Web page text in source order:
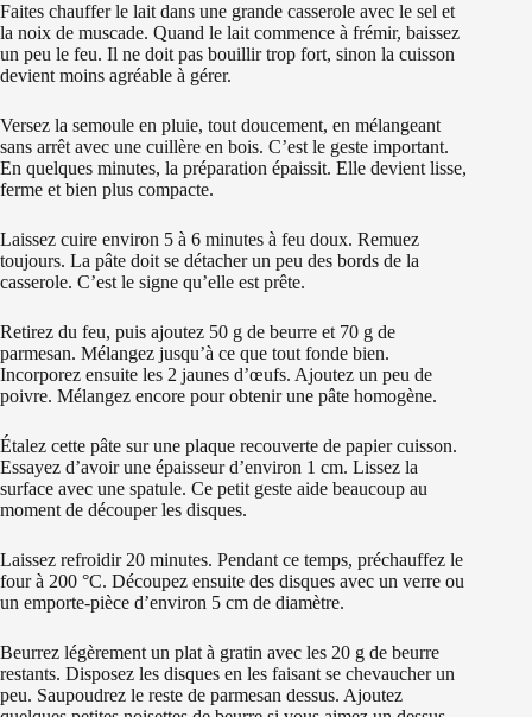
Faites chauffer le lait dans une grande casserole avec le sel et
la noix de muscade. Quand le lait commence à frémir, baissez
un peu le feu. Il ne doit pas bouillir trop fort, sinon la cuisson
devient moins agréable à gérer.
Versez la semoule en pluie, tout doucement, en mélangeant
sans arrêt avec une cuillère en bois. C’est le geste important.
En quelques minutes, la préparation épaissit. Elle devient lisse,
ferme et bien plus compacte.
Laissez cuire environ 5 à 6 minutes à feu doux. Remuez
toujours. La pâte doit se détacher un peu des bords de la
casserole. C’est le signe qu’elle est prête.
Retirez du feu, puis ajoutez 50 g de beurre et 70 g de
parmesan. Mélangez jusqu’à ce que tout fonde bien.
Incorporez ensuite les 2 jaunes d’œufs. Ajoutez un peu de
poivre. Mélangez encore pour obtenir une pâte homogène.
Étalez cette pâte sur une plaque recouverte de papier cuisson.
Essayez d’avoir une épaisseur d’environ 1 cm. Lissez la
surface avec une spatule. Ce petit geste aide beaucoup au
moment de découper les disques.
Laissez refroidir 20 minutes. Pendant ce temps, préchauffez le
four à 200 °C. Découpez ensuite des disques avec un verre ou
un emporte-pièce d’environ 5 cm de diamètre.
Beurrez légèrement un plat à gratin avec les 20 g de beurre
restants. Disposez les disques en les faisant se chevaucher un
peu. Saupoudrez le reste de parmesan dessus. Ajoutez